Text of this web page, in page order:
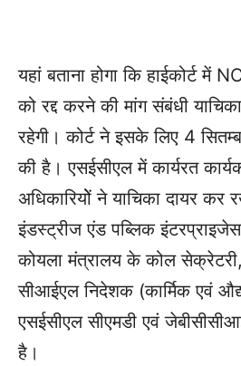
यहां बताना होगा कि हाईकोर्ट
को रद्द करने की मांग संबंधी
रहेगी। कोर्ट ने इसके लिए 4
की है। एसईसीएल में कार्यरत
अधिकारियोें ने याचिका दायर कर
इंडस्ट्रीज एंड पब्लिक
कोयला मंत्रालय के कोल
सीआईएल निदेशक (कार्मिक एवं
एसईसीएल सीएमडी एवं जेबीसीसीआई
है।